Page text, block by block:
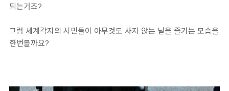
되는거죠?
그럼 세계각지의 시민들이 아무것도 사지 않는 날을 즐기는 모습을
한번볼까요?